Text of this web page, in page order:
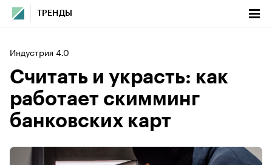
ТРЕНДЫ
Индустрия 4.0
Считать и украсть: как
работает скимминг
банковских карт